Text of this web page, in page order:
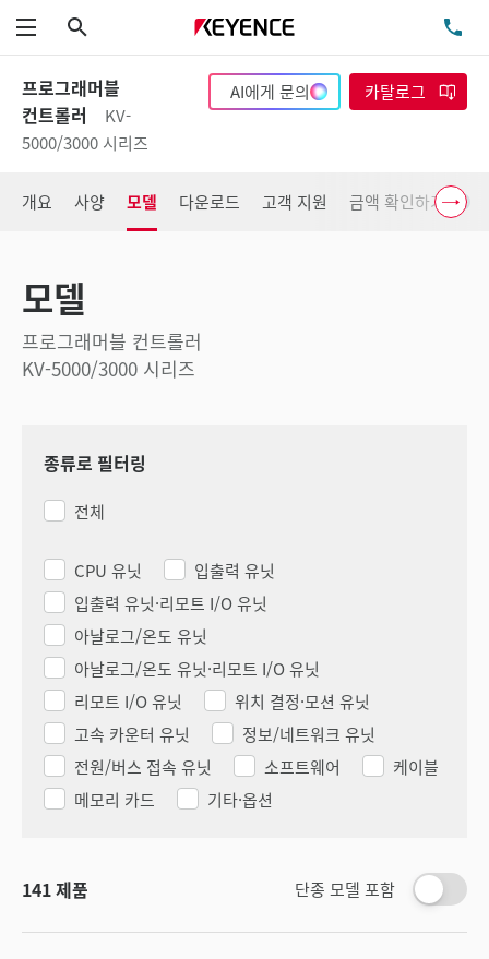
메뉴
프로그래머블
컨트롤러
KV-
5000/3000 시리즈
AI에게 문의 카탈로그
개요 사양 모델 다운로드 고객 지원 금액 확인하기
모델
프로그래머블 컨트롤러
KV-5000/3000 시리즈
종류로 필터링
전체
CPU 유닛
입출력 유닛
입출력 유닛·리모트 I/O 유닛
아날로그/온도 유닛
아날로그/온도 유닛·리모트 I/O 유닛
리모트 I/O 유닛
위치 결정·모션 유닛
고속 카운터 유닛
정보/네트워크 유닛
전원/버스 접속 유닛
소프트웨어
케이블
메모리 카드
기타·옵션
단종 모델 포함
141제품